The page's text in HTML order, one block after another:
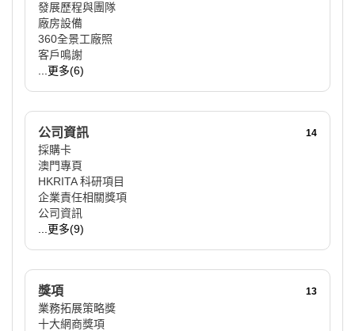
發展歷程與團隊
廠房設備
360全景工廠照
客戶鳴謝
...更多(6)
公司資訊 14
採購卡
澳門專頁
HKRITA 科研項目
企業責任相關獎項
公司資訊
...更多(9)
獎項 13
業務拓展策略獎
十大網商獎項